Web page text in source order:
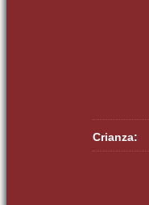
Crianza: